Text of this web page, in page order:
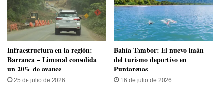
Infraestructura en la región:
Barranca – Limonal consolida
un 20% de avance
25 de julio de 2026
Bahía Tambor: El nuevo imán
del turismo deportivo en
Puntarenas
16 de julio de 2026